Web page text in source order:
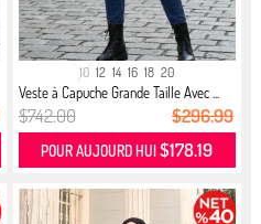
10 12 14 16 18 20
Veste à Capuche Grande Taille Avec ...
$742.00 $296.99
POUR AUJOURD HUI$178.19